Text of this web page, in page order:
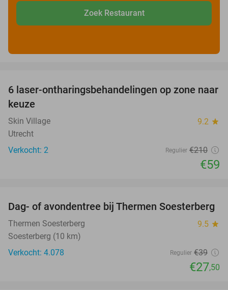
Zoek Restaurant
72%
6 laser-ontharingsbehandelingen op zone naar
keuze
Skin Village 9.2 star
Utrecht
Verkocht: 2
Regulier €210
€59
29%
Dag- of avondentree bij Thermen Soesterberg
Thermen Soesterberg 9.5 star
Soesterberg (10 km)
Verkocht: 4.078
Regulier €39
€27,50